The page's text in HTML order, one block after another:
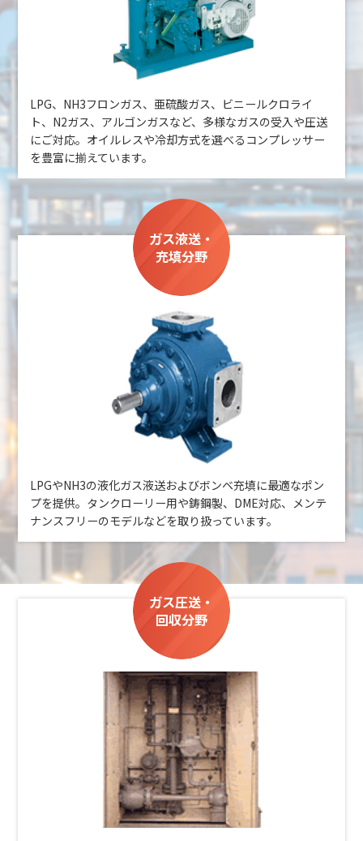
LPG、NH3フロンガス、亜硫酸ガス、ビニールクロライ
ト、N2ガス、アルゴンガスなど、多様なガスの受入や圧送
にご対応。オイルレスや冷却方式を選べるコンプレッサー
を豊富に揃えています。
ガス液送・
充填分野
LPGやNH3の液化ガス液送およびボンベ充填に最適なポン
プを提供。タンクローリー用や鋳鋼製、DME対応、メンテ
ナンスフリーのモデルなどを取り扱っています。
ガス圧送・
回収分野